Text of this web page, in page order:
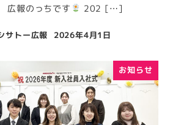
広報のっちです
202 […]
サトー広報 2026年4月1日
お知らせ